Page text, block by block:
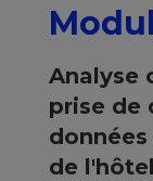
Analyse
prise de
de